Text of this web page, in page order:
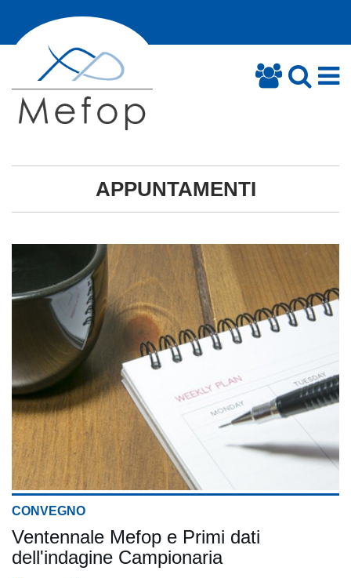
APPUNTAMENTI
CONVEGNO
Ventennale Mefop e Primi dati
dell'indagine Campionaria